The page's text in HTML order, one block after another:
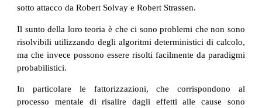
sotto attacco da Robert Solvay e Robert Strassen.
Il sunto della loro teoria è che ci sono problemi che non sono
risolvibili utilizzando degli algoritmi deterministici di calcolo,
ma che invece possono essere risolti facilmente da paradigmi
probabilistici.
In particolare le fattorizzazioni, che corrispondono al
processo mentale di risalire dagli effetti alle cause sono